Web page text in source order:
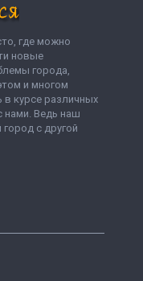
где можно
новые
города,
и многом
в курсе различных
нами. Ведь наш
с другой